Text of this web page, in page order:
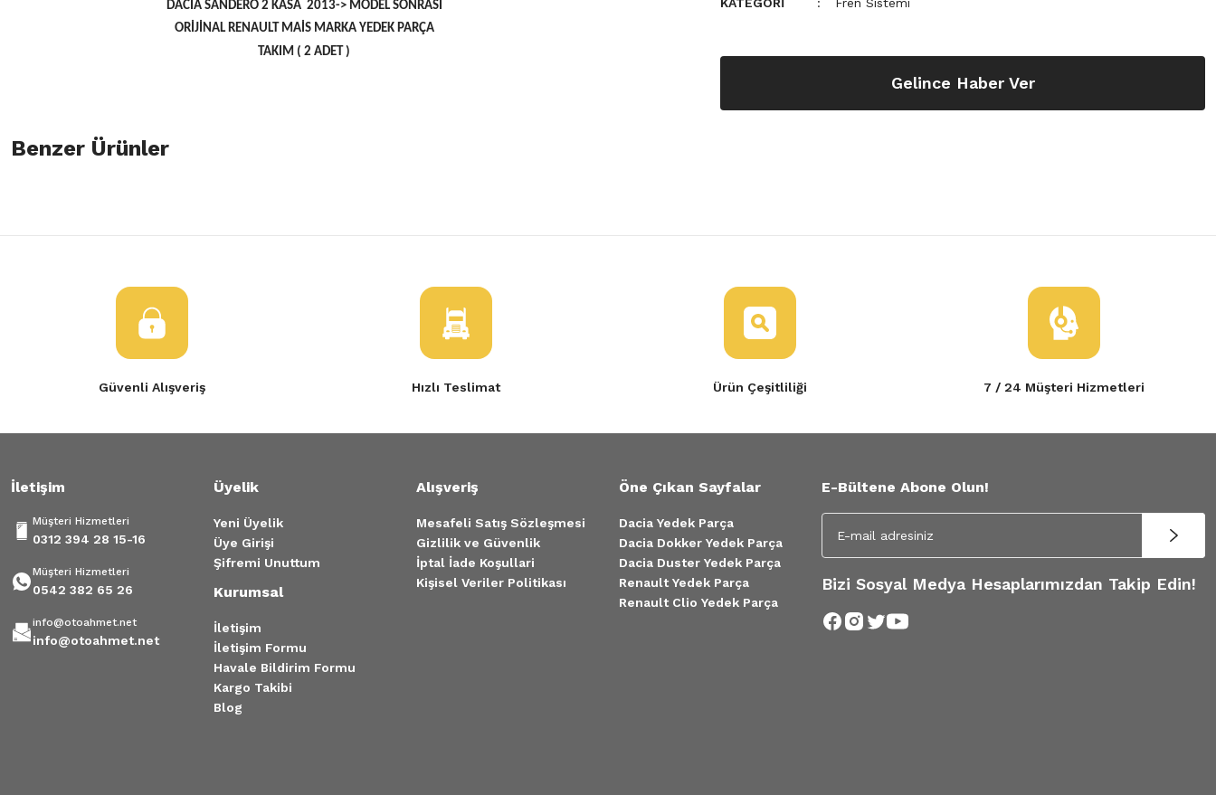
DACİA SANDERO 2 KASA 2013-> MODEL SONRASI
ORİJİNAL RENAULT MAİS MARKA YEDEK PARÇA
TAKIM ( 2 ADET )
öneri formunu kullanarak tarafımıza iletebilirsiniz.
Ürün açıklamasında eksik bilgiler bulunuyor.
Ürün fiyatı diğer sitelerden daha pahalı.
Bu ürüne benzer farklı alternatifler olmalı.
Benzer Ürünler
Ön Fren Diski Renault Clio 4 Symbol Sandero 2 Logan 2
Delphi Marka Ön Fren Diski Symbol Sandero Clio 4
1.850,00 TL
Renault Clio 4 Symbol Dacia Sandero Ön Disk
Gelince Haber Ver
Güvenli Alışveriş Hızlı Teslimat Ürün Çeşitliliği 7 / 24 Müşteri Hizmetleri
İletişim
Müşteri Hizmetleri
0312 394 28 15-16
Müşteri Hizmetleri
0542 382 65 26
info@otoahmet.net
info@otoahmet.net
Üyelik
Yeni Üyelik
Üye Girişi
Şifremi Unuttum
Kurumsal
İletişim
İletişim Formu
Havale Bildirim Formu
Kargo Takibi
Blog
Alışveriş
Mesafeli Satış Sözleşmesi
Gizlilik ve Güvenlik
İptal İade Koşullari
Kişisel Veriler Politikası
Öne Çıkan Sayfalar
Dacia Yedek Parça
Dacia Dokker Yedek Parça
Dacia Duster Yedek Parça
Renault Yedek Parça
Renault Clio Yedek Parça
E-Bültene Abone Olun!
Bizi Sosyal Medya Hesaplarımızdan Takip Edin!